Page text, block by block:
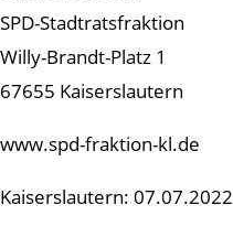
SPD-Stadtratsfraktion
Willy-Brandt-Platz 1
67655 Kaiserslautern
www.spd-fraktion-kl.de
Kaiserslautern: 07.07.2022